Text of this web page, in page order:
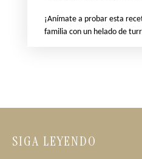
¡Anímate a probar esta
familia con un helado de
SIGA LEYENDO